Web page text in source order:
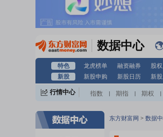
数据中心
特色 龙虎榜单 融资融券 股
新股
新股申购 新股日历 新
行情中心 指数 期指 期权
东方财富网 > 数据